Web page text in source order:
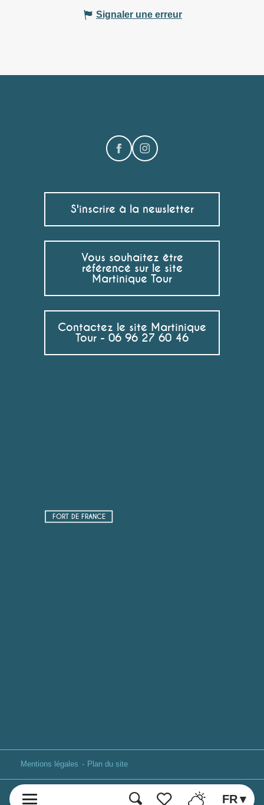
Recherche FR
Signaler une erreur
S'inscrire à la newsletter
Vous souhaitez être
référencé sur le site
Martinique Tour
Contactez le site Martinique
Tour - 06 96 27 60 46
FORT DE FRANCE
Mentions légales Plan du site